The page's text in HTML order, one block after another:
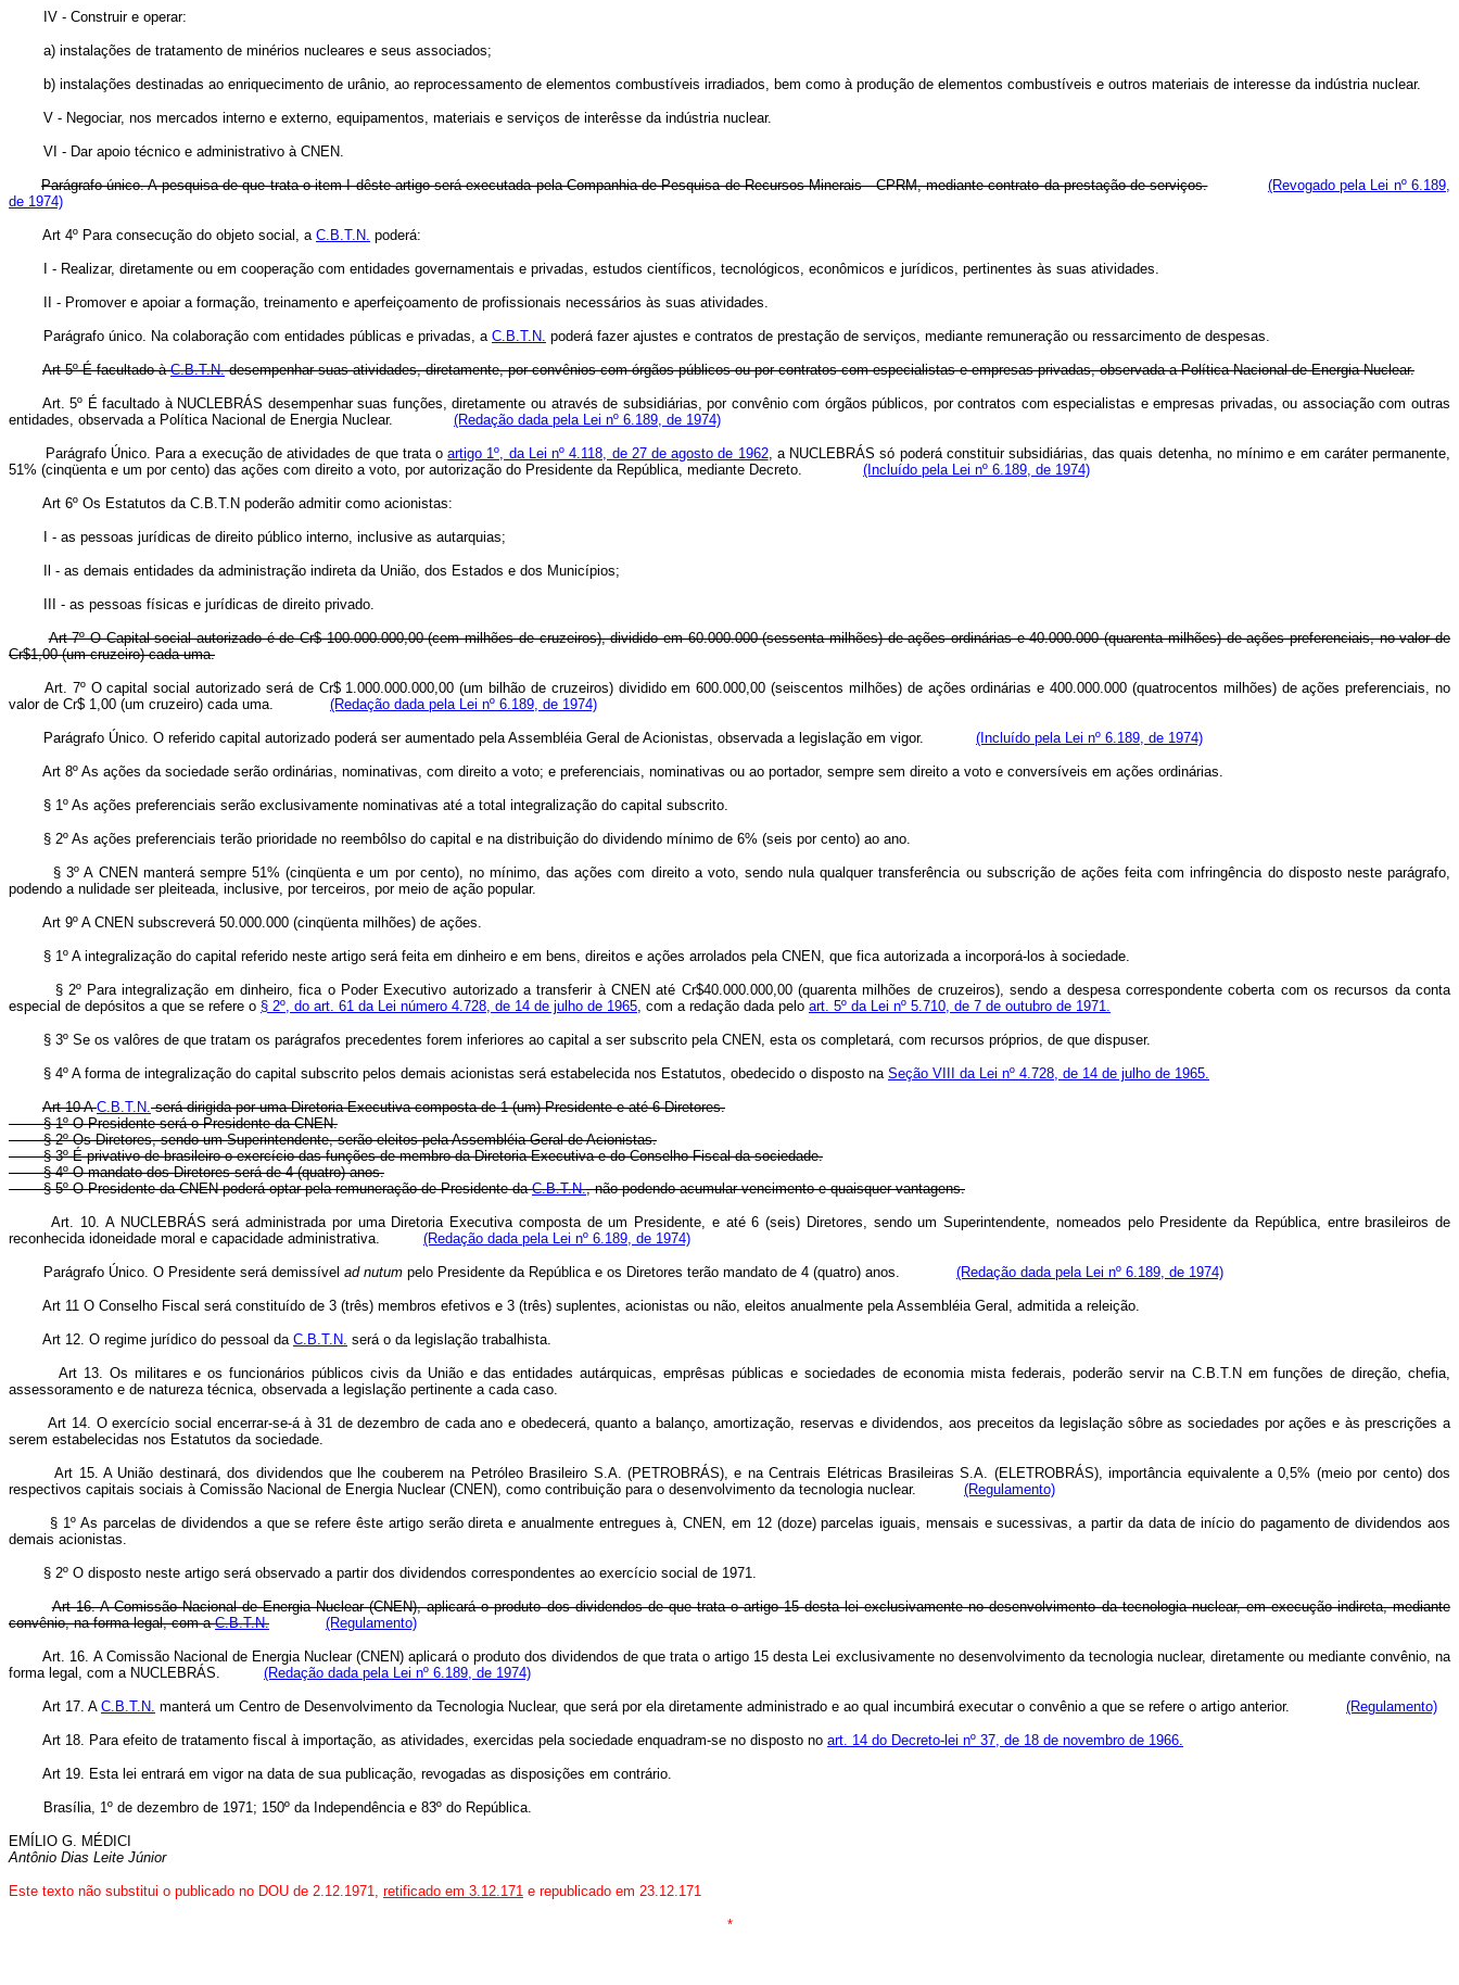
IV - Construir e operar:
a) instalações de tratamento de minérios nucleares e seus associados;
b) instalações destinadas ao enriquecimento de urânio, ao reprocessamento de elementos combustíveis irradiados, bem como à produção de elementos combustíveis e outros materiais de interesse da indústria nuclear.
V - Negociar, nos mercados interno e externo, equipamentos, materiais e serviços de interêsse da indústria nuclear.
VI - Dar apoio técnico e administrativo à CNEN.
Parágrafo único. A pesquisa de que trata o item I dêste artigo será executada pela Companhia de Pesquisa de Recursos Minerais - CPRM, mediante contrato da prestação de serviços.
(Revogado pela Lei nº 6.189,
de 1974)
Art 4º Para consecução do objeto social, a C.B.T.N. poderá:
I - Realizar, diretamente ou em cooperação com entidades governamentais e privadas, estudos científicos, tecnológicos, econômicos e jurídicos, pertinentes às suas atividades.
II - Promover e apoiar a formação, treinamento e aperfeiçoamento de profissionais necessários às suas atividades.
Parágrafo único. Na colaboração com entidades públicas e privadas, a C.B.T.N. poderá fazer ajustes e contratos de prestação de serviços, mediante remuneração ou ressarcimento de despesas.
Art 5º É facultado àC.B.T.N.desempenhar suas atividades, diretamente, por convênios com órgãos públicos ou por contratos com especialistas e empresas privadas, observada a Política Nacional de Energia Nuclear.
Art. 5º É facultado à NUCLEBRÁS desempenhar suas funções, diretamente ou através de subsidiárias, por convênio com órgãos públicos, por contratos com especialistas e empresas privadas, ou associação com outras
entidades, observada a Política Nacional de Energia Nuclear. (Redação dada pela Lei nº 6.189, de 1974)
Parágrafo Único. Para a execução de atividades de que trata oartigo 1º, da Lei nº 4.118, de 27 de agosto de 1962, a NUCLEBRÁS só poderá constituir subsidiárias, das quais detenha, no mínimo e em caráter permanente,
51% (cinqüenta e um por cento) das ações com direito a voto, por autorização do Presidente da República, mediante Decreto. (Incluído pela Lei nº 6.189, de 1974)
Art 6º Os Estatutos da C.B.T.N poderão admitir como acionistas:
I - as pessoas jurídicas de direito público interno, inclusive as autarquias;
Il - as demais entidades da administração indireta da União, dos Estados e dos Municípios;
III - as pessoas físicas e jurídicas de direito privado.
Art 7º O Capital social autorizado é de Cr$ 100.000.000,00 (cem milhões de cruzeiros), dividido em 60.000.000 (sessenta milhões) de ações ordinárias e 40.000.000 (quarenta milhões) de ações preferenciais, no valor de
Cr$1,00 (um cruzeiro) cada uma.
Art. 7º O capital social autorizado será de Cr$ 1.000.000.000,00 (um bilhão de cruzeiros) dividido em 600.000,00 (seiscentos milhões) de ações ordinárias e 400.000.000 (quatrocentos milhões) de ações preferenciais, no
valor de Cr$ 1,00 (um cruzeiro) cada uma. (Redação dada pela Lei nº 6.189, de 1974)
Parágrafo Único. O referido capital autorizado poderá ser aumentado pela Assembléia Geral de Acionistas, observada a legislação em vigor. (Incluído pela Lei nº 6.189, de 1974)
Art 8º As ações da sociedade serão ordinárias, nominativas, com direito a voto; e preferenciais, nominativas ou ao portador, sempre sem direito a voto e conversíveis em ações ordinárias.
§ 1º As ações preferenciais serão exclusivamente nominativas até a total integralização do capital subscrito.
§ 2º As ações preferenciais terão prioridade no reembôlso do capital e na distribuição do dividendo mínimo de 6% (seis por cento) ao ano.
§ 3º A CNEN manterá sempre 51% (cinqüenta e um por cento), no mínimo, das ações com direito a voto, sendo nula qualquer transferência ou subscrição de ações feita com infringência do disposto neste parágrafo,
podendo a nulidade ser pleiteada, inclusive, por terceiros, por meio de ação popular.
Art 9º A CNEN subscreverá 50.000.000 (cinqüenta milhões) de ações.
§ 1º A integralização do capital referido neste artigo será feita em dinheiro e em bens, direitos e ações arrolados pela CNEN, que fica autorizada a incorporá-los à sociedade.
§ 2º Para integralização em dinheiro, fica o Poder Executivo autorizado a transferir à CNEN até Cr$40.000.000,00 (quarenta milhões de cruzeiros), sendo a despesa correspondente coberta com os recursos da conta
especial de depósitos a que se refere o § 2º, do art. 61 da Lei número 4.728, de 14 de julho de 1965, com a redação dada pelo art. 5º da Lei nº 5.710, de 7 de outubro de 1971.
§ 3º Se os valôres de que tratam os parágrafos precedentes forem inferiores ao capital a ser subscrito pela CNEN, esta os completará, com recursos próprios, de que dispuser.
§ 4º A forma de integralização do capital subscrito pelos demais acionistas será estabelecida nos Estatutos, obedecido o disposto na Seção VIII da Lei nº 4.728, de 14 de julho de 1965.
Art 10 AC.B.T.N.será dirigida por uma Diretoria Executiva composta de 1 (um) Presidente e até 6 Diretores.
§ 1º O Presidente será o Presidente da CNEN.
§ 2º Os Diretores, sendo um Superintendente, serão eleitos pela Assembléia Geral de Acionistas.
§ 3º É privativo de brasileiro o exercício das funções de membro da Diretoria Executiva e do Conselho Fiscal da sociedade.
§ 4º O mandato dos Diretores será de 4 (quatro) anos.
§ 5º O Presidente da CNEN poderá optar pela remuneração de Presidente daC.B.T.N., não podendo acumular vencimento e quaisquer vantagens.
Art. 10. A NUCLEBRÁS será administrada por uma Diretoria Executiva composta de um Presidente, e até 6 (seis) Diretores, sendo um Superintendente, nomeados pelo Presidente da República, entre brasileiros de
reconhecida idoneidade moral e capacidade administrativa. (Redação dada pela Lei nº 6.189, de 1974)
Parágrafo Único. O Presidente será demissível ad nutum pelo Presidente da República e os Diretores terão mandato de 4 (quatro) anos. (Redação dada pela Lei nº 6.189, de 1974)
Art 11 O Conselho Fiscal será constituído de 3 (três) membros efetivos e 3 (três) suplentes, acionistas ou não, eleitos anualmente pela Assembléia Geral, admitida a releição.
Art 12. O regime jurídico do pessoal da C.B.T.N. será o da legislação trabalhista.
Art 13. Os militares e os funcionários públicos civis da União e das entidades autárquicas, emprêsas públicas e sociedades de economia mista federais, poderão servir na C.B.T.N em funções de direção, chefia,
assessoramento e de natureza técnica, observada a legislação pertinente a cada caso.
Art 14. O exercício social encerrar-se-á à 31 de dezembro de cada ano e obedecerá, quanto a balanço, amortização, reservas e dividendos, aos preceitos da legislação sôbre as sociedades por ações e às prescrições a
serem estabelecidas nos Estatutos da sociedade.
Art 15. A União destinará, dos dividendos que lhe couberem na Petróleo Brasileiro S.A. (PETROBRÁS), e na Centrais Elétricas Brasileiras S.A. (ELETROBRÁS), importância equivalente a 0,5% (meio por cento) dos
respectivos capitais sociais à Comissão Nacional de Energia Nuclear (CNEN), como contribuição para o desenvolvimento da tecnologia nuclear. (Regulamento)
§ 1º As parcelas de dividendos a que se refere êste artigo serão direta e anualmente entregues à, CNEN, em 12 (doze) parcelas iguais, mensais e sucessivas, a partir da data de início do pagamento de dividendos aos
demais acionistas.
§ 2º O disposto neste artigo será observado a partir dos dividendos correspondentes ao exercício social de 1971.
Art 16. A Comissão Nacional de Energia Nuclear (CNEN), aplicará o produto dos dividendos de que trata o artigo 15 desta lei exclusivamente no desenvolvimento da tecnologia nuclear, em execução indireta, mediante
convênio, na forma legal, com aC.B.T.N. (Regulamento)
Art. 16. A Comissão Nacional de Energia Nuclear (CNEN) aplicará o produto dos dividendos de que trata o artigo 15 desta Lei exclusivamente no desenvolvimento da tecnologia nuclear, diretamente ou mediante convênio, na
forma legal, com a NUCLEBRÁS.
(Redação dada pela Lei nº 6.189, de 1974)
Art 17. A C.B.T.N. manterá um Centro de Desenvolvimento da Tecnologia Nuclear, que será por ela diretamente administrado e ao qual incumbirá executar o convênio a que se refere o artigo anterior. (Regulamento)
Art 18. Para efeito de tratamento fiscal à importação, as atividades, exercidas pela sociedade enquadram-se no disposto no art. 14 do Decreto-lei nº 37, de 18 de novembro de 1966.
Art 19. Esta lei entrará em vigor na data de sua publicação, revogadas as disposições em contrário.
Brasília, 1º de dezembro de 1971; 150º da Independência e 83º do República.
EMÍLIO G. MÉDICI
Antônio Dias Leite Júnior
Este texto não substitui o publicado no DOU de 2.12.1971, retificado em 3.12.171 e republicado em 23.12.171
*